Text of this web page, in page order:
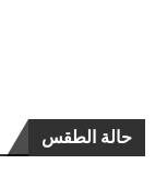
حالة الطقس